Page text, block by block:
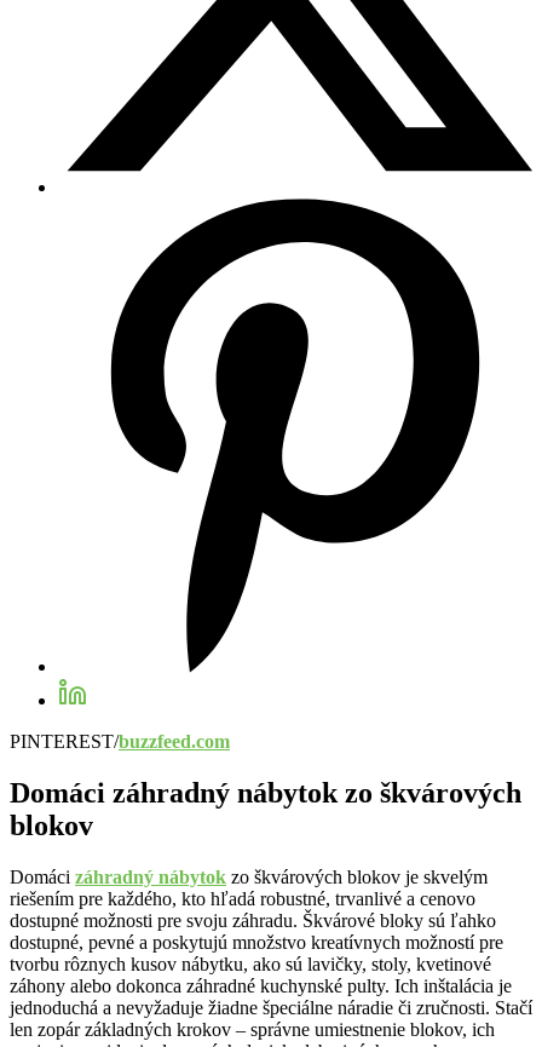
PINTEREST/buzzfeed.com
Domáci záhradný nábytok zo škvárových
blokov
Domáci záhradný nábytok zo škvárových blokov je skvelým
riešením pre každého, kto hľadá robustné, trvanlivé a cenovo
dostupné možnosti pre svoju záhradu. Škvárové bloky sú ľahko
dostupné, pevné a poskytujú množstvo kreatívnych možností pre
tvorbu rôznych kusov nábytku, ako sú lavičky, stoly, kvetinové
záhony alebo dokonca záhradné kuchynské pulty. Ich inštalácia je
jednoduchá a nevyžaduje žiadne špeciálne náradie či zručnosti. Stačí
len zopár základných krokov – správne umiestnenie blokov, ich